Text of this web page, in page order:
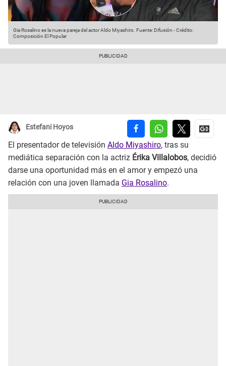
Gia Rosalino es la nueva pareja del actor Aldo Miyashiro. Fuente: Difusión -Crédito:
Composición El Popular
Estefani Hoyos
El presentador de televisión Aldo Miyashiro, tras su
mediática separación con la actriz Érika Villalobos, decidió
darse una oportunidad más en el amor y empezó una
relación con una joven llamada Gia Rosalino.